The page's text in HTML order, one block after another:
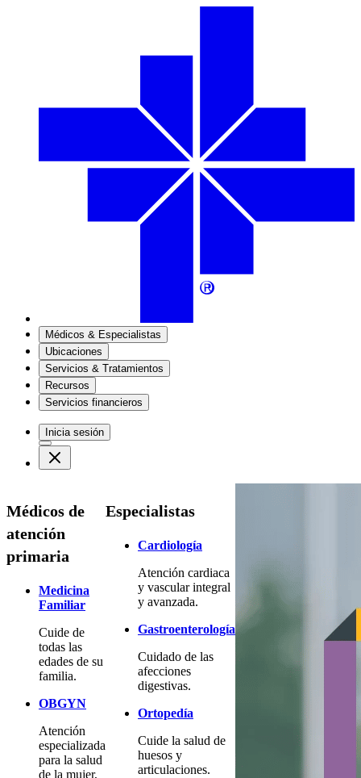
Médicos & Especialistas
Ubicaciones
Servicios & Tratamientos
Recursos
Servicios financieros
Inicia sesión
Médicos de
atención
primaria
Medicina
Familiar
Cuide de
todas las
edades de su
familia.
OBGYN
Atención
especializada
para la salud
de la mujer,
Especialistas
Cardiología
Atención cardiaca
y vascular integral
y avanzada.
Gastroenterología
Cuidado de las
afecciones
digestivas.
Ortopedía
Cuide la salud de
huesos y
articulaciones.